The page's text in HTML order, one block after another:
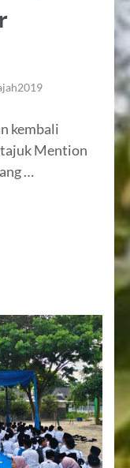
kembali
Mention
…